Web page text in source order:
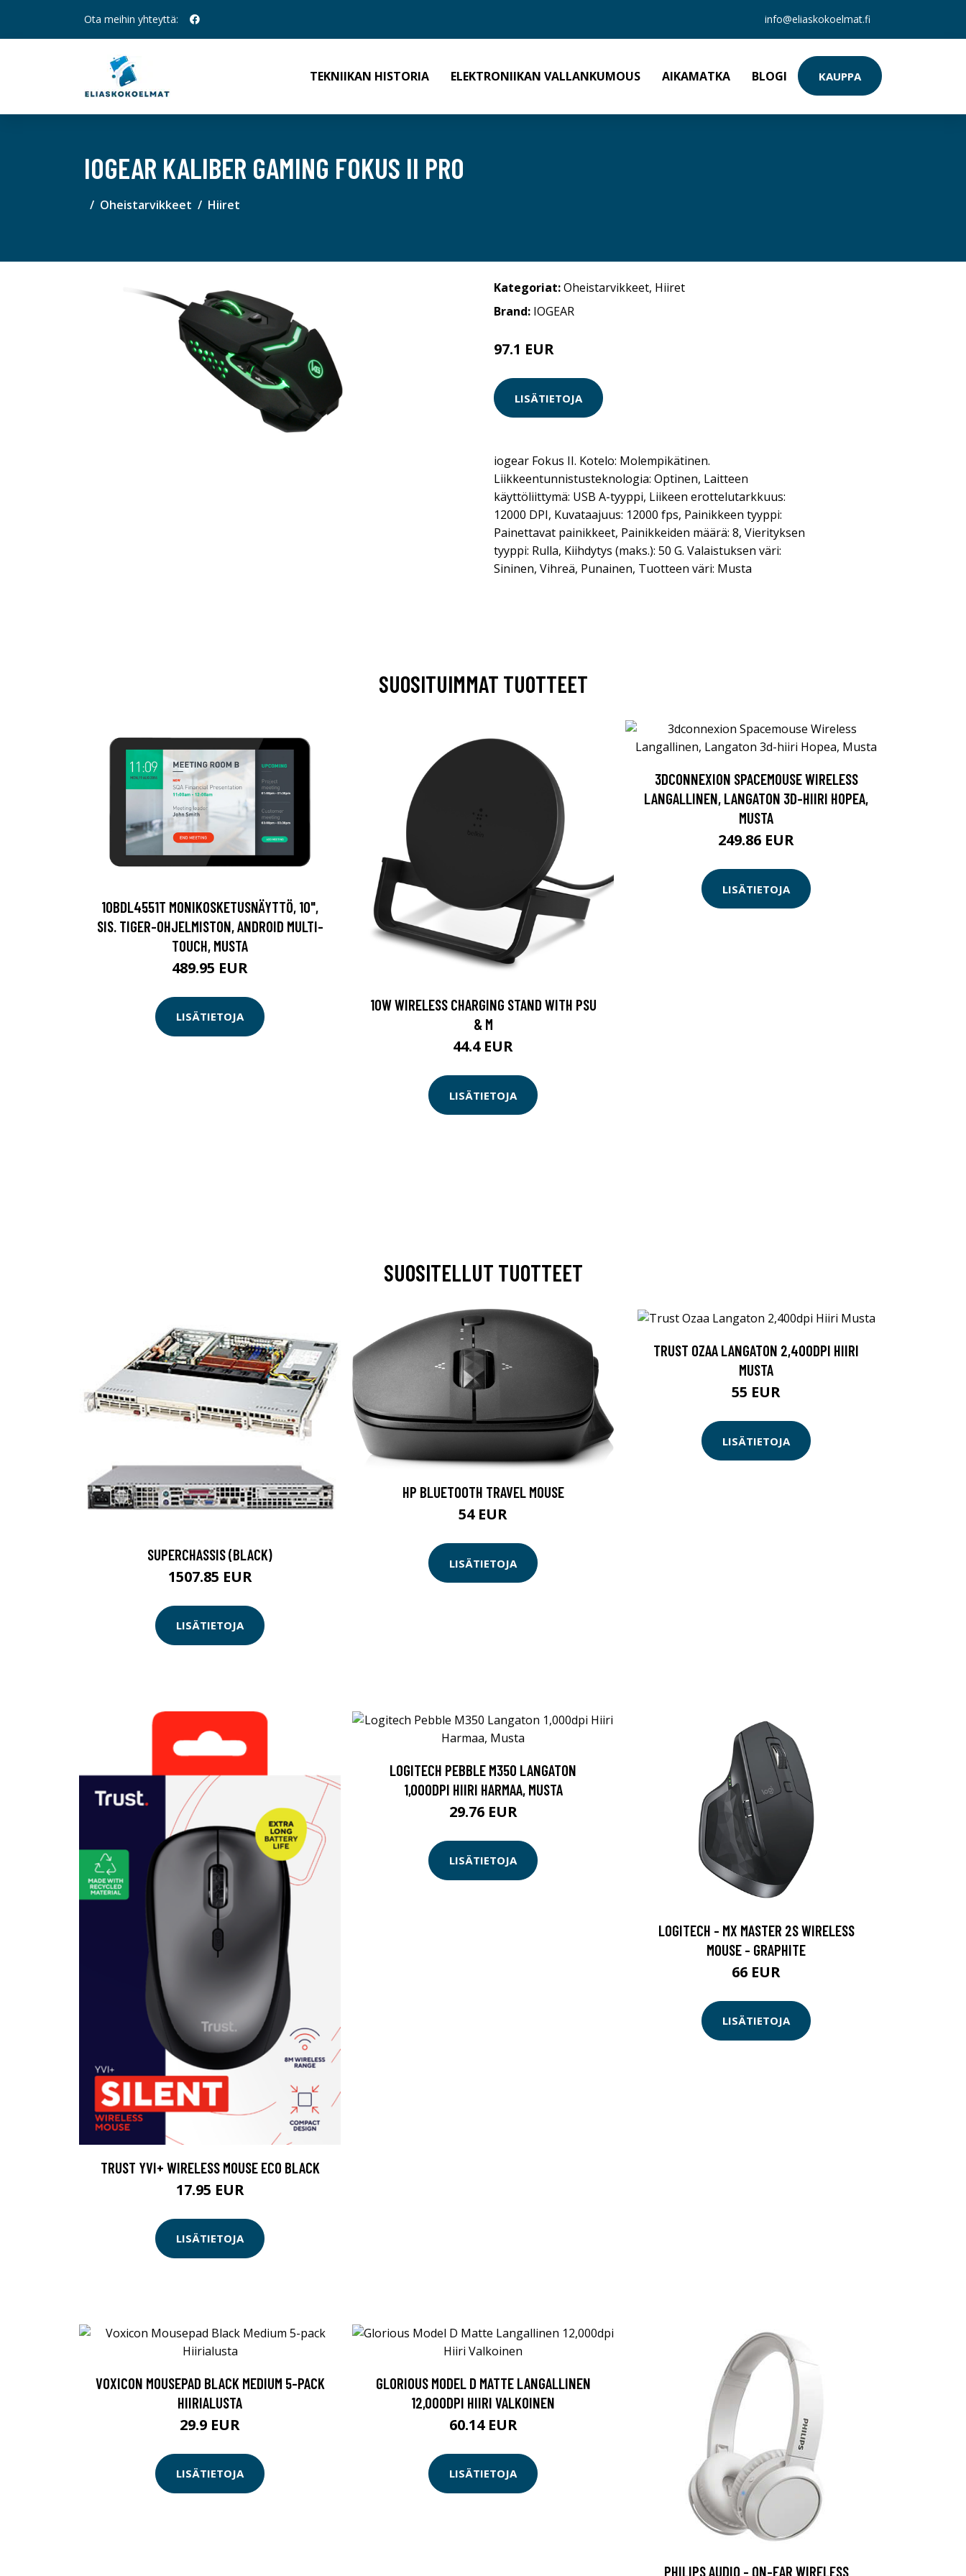
Ota meihin yhteyttä: info@eliaskokoelmat.fi
TEKNIIKAN HISTORIA ELEKTRONIIKAN VALLANKUMOUS AIKAMATKA BLOGI KAUPPA
IOGEAR KALIBER GAMING FOKUS II PRO
Oheistarvikkeet Hiiret
Kategoriat:Oheistarvikkeet, Hiiret
Brand: IOGEAR
97.1 EUR
LISÄTIETOJA
iogear Fokus II. Kotelo: Molempikätinen.
Liikkeentunnistusteknologia: Optinen, Laitteen
käyttöliittymä: USB A-tyyppi, Liikeen erottelutarkkuus:
12000 DPI, Kuvataajuus: 12000 fps, Painikkeen tyyppi:
Painettavat painikkeet, Painikkeiden määrä: 8, Vierityksen
tyyppi: Rulla, Kiihdytys (maks.): 50 G. Valaistuksen väri:
Sininen, Vihreä, Punainen, Tuotteen väri: Musta
SUOSITUIMMAT TUOTTEET
10BDL4551T MONIKOSKETUSNÄYTTÖ, 10",
SIS. TIGER-OHJELMISTON, ANDROID MULTI-
TOUCH, MUSTA
489.95 EUR
LISÄTIETOJA
10W WIRELESS CHARGING STAND WITH PSU
& M
44.4 EUR
LISÄTIETOJA
3DCONNEXION SPACEMOUSE WIRELESS
LANGALLINEN, LANGATON 3D-HIIRI HOPEA,
MUSTA
249.86 EUR
LISÄTIETOJA
SUOSITELLUT TUOTTEET
SUPERCHASSIS (BLACK)
1507.85 EUR
LISÄTIETOJA
HP BLUETOOTH TRAVEL MOUSE
54 EUR
LISÄTIETOJA
TRUST OZAA LANGATON 2,400DPI HIIRI
MUSTA
55 EUR
LISÄTIETOJA
TRUST YVI+ WIRELESS MOUSE ECO BLACK
17.95 EUR
LISÄTIETOJA
LOGITECH PEBBLE M350 LANGATON
1,000DPI HIIRI HARMAA, MUSTA
29.76 EUR
LISÄTIETOJA
LOGITECH - MX MASTER 2S WIRELESS
MOUSE - GRAPHITE
66 EUR
LISÄTIETOJA
VOXICON MOUSEPAD BLACK MEDIUM 5-PACK
HIIRIALUSTA
29.9 EUR
LISÄTIETOJA
GLORIOUS MODEL D MATTE LANGALLINEN
12,000DPI HIIRI VALKOINEN
60.14 EUR
LISÄTIETOJA
PHILIPS AUDIO - ON-EAR WIRELESS